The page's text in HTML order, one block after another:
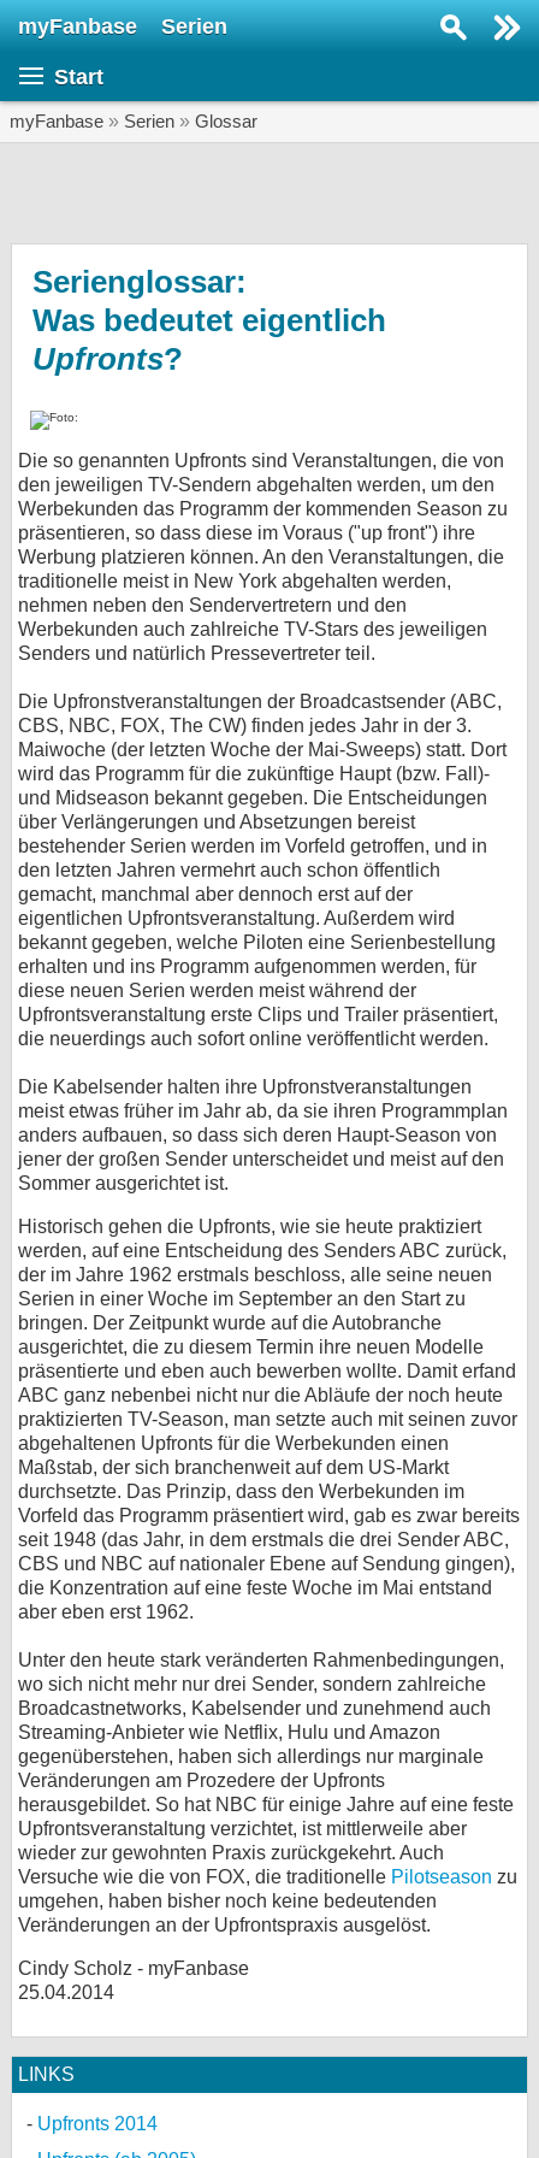
myFanbase Serien
Start
myFanbase » Serien » Glossar
Serienglossar:
Was bedeutet eigentlich
Upfronts?
Die so genannten Upfronts sind Veranstaltungen, die von
den jeweiligen TV-Sendern abgehalten werden, um den
Werbekunden das Programm der kommenden Season zu
präsentieren, so dass diese im Voraus ("up front") ihre
Werbung platzieren können. An den Veranstaltungen, die
traditionelle meist in New York abgehalten werden,
nehmen neben den Sendervertretern und den
Werbekunden auch zahlreiche TV-Stars des jeweiligen
Senders und natürlich Pressevertreter teil.
Die Upfronstveranstaltungen der Broadcastsender (ABC,
CBS, NBC, FOX, The CW) finden jedes Jahr in der 3.
Maiwoche (der letzten Woche der Mai-Sweeps) statt. Dort
wird das Programm für die zukünftige Haupt (bzw. Fall)-
und Midseason bekannt gegeben. Die Entscheidungen
über Verlängerungen und Absetzungen bereist
bestehender Serien werden im Vorfeld getroffen, und in
den letzten Jahren vermehrt auch schon öffentlich
gemacht, manchmal aber dennoch erst auf der
eigentlichen Upfrontsveranstaltung. Außerdem wird
bekannt gegeben, welche Piloten eine Serienbestellung
erhalten und ins Programm aufgenommen werden, für
diese neuen Serien werden meist während der
Upfrontsveranstaltung erste Clips und Trailer präsentiert,
die neuerdings auch sofort online veröffentlicht werden.
Die Kabelsender halten ihre Upfronstveranstaltungen
meist etwas früher im Jahr ab, da sie ihren Programmplan
anders aufbauen, so dass sich deren Haupt-Season von
jener der großen Sender unterscheidet und meist auf den
Sommer ausgerichtet ist.
Historisch gehen die Upfronts, wie sie heute praktiziert
werden, auf eine Entscheidung des Senders ABC zurück,
der im Jahre 1962 erstmals beschloss, alle seine neuen
Serien in einer Woche im September an den Start zu
bringen. Der Zeitpunkt wurde auf die Autobranche
ausgerichtet, die zu diesem Termin ihre neuen Modelle
präsentierte und eben auch bewerben wollte. Damit erfand
ABC ganz nebenbei nicht nur die Abläufe der noch heute
praktizierten TV-Season, man setzte auch mit seinen zuvor
abgehaltenen Upfronts für die Werbekunden einen
Maßstab, der sich branchenweit auf dem US-Markt
durchsetzte. Das Prinzip, dass den Werbekunden im
Vorfeld das Programm präsentiert wird, gab es zwar bereits
seit 1948 (das Jahr, in dem erstmals die drei Sender ABC,
CBS und NBC auf nationaler Ebene auf Sendung gingen),
die Konzentration auf eine feste Woche im Mai entstand
aber eben erst 1962.
Unter den heute stark veränderten Rahmenbedingungen,
wo sich nicht mehr nur drei Sender, sondern zahlreiche
Broadcastnetworks, Kabelsender und zunehmend auch
Streaming-Anbieter wie Netflix, Hulu und Amazon
gegenüberstehen, haben sich allerdings nur marginale
Veränderungen am Prozedere der Upfronts
herausgebildet. So hat NBC für einige Jahre auf eine feste
Upfrontsveranstaltung verzichtet, ist mittlerweile aber
wieder zur gewohnten Praxis zurückgekehrt. Auch
Versuche wie die von FOX, die traditionelle Pilotseason zu
umgehen, haben bisher noch keine bedeutenden
Veränderungen an der Upfrontspraxis ausgelöst.
Cindy Scholz - myFanbase
25.04.2014
LINKS
Upfronts 2014
SERIEN
Veranstaltungen
Gewinnspiele
Forum
bei X
bei Facebook
Kontakt
Nutzungsbedingungen
Datenschutz
Cookie-Einstellungen
Impressum
Desktop-Ansicht
myFanbase